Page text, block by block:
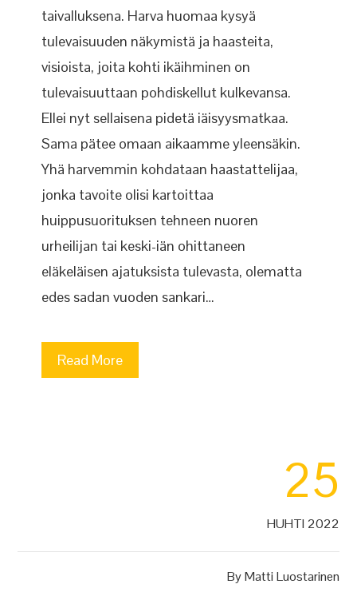
taivalluksena. Harva huomaa kysyä
tulevaisuuden näkymistä ja haasteita,
visioista, joita kohti ikäihminen on
tulevaisuuttaan pohdiskellut kulkevansa.
Ellei nyt sellaisena pidetä iäisyysmatkaa.
Sama pätee omaan aikaamme yleensäkin.
Yhä harvemmin kohdataan haastattelijaa,
jonka tavoite olisi kartoittaa
huippusuorituksen tehneen nuoren
urheilijan tai keski-iän ohittaneen
eläkeläisen ajatuksista tulevasta, olematta
edes sadan vuoden sankari…
Read More
25
HUHTI 2022
ByMatti Luostarinen